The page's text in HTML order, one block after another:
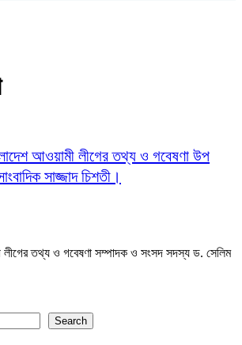
আওয়ামী লীগের তথ্য ও গবেষণা উপ
সাজ্জাদ চিশতী।
লীগের তথ্য ও গবেষণা সম্পাদক ও সংসদ সদস্য ড. সেলিম
Search